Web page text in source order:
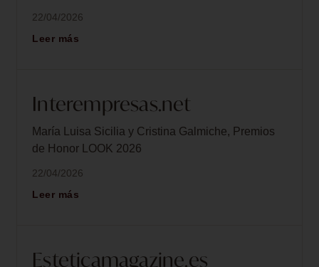
22/04/2026
Leer más
Interempresas.net
María Luisa Sicilia y Cristina Galmiche, Premios
de Honor LOOK 2026
22/04/2026
Leer más
Esteticamagazine.es